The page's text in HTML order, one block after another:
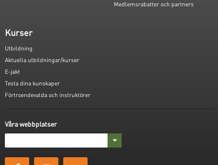
Medlemsrabatter och partners
Kurser
Utbildning
Aktuella utbildningar/kurser
E-jakt
Testa dina kunskaper
Förtroendevalda och instruktörer
Våra webbplatser